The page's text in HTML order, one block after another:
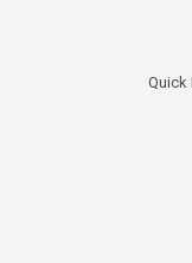
Quick